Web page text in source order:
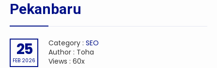
Pekanbaru
25
FEB 2026
Category : SEO
Author : Toha
Views : 60x